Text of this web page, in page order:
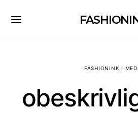
FASHIONINK I